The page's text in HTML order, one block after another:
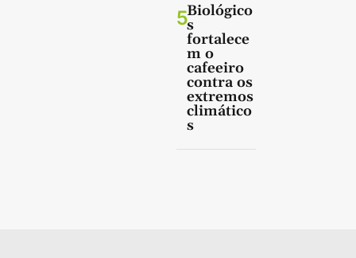
5Biológico
s
fortalece
m o
cafeeiro
contra os
extremos
climático
s